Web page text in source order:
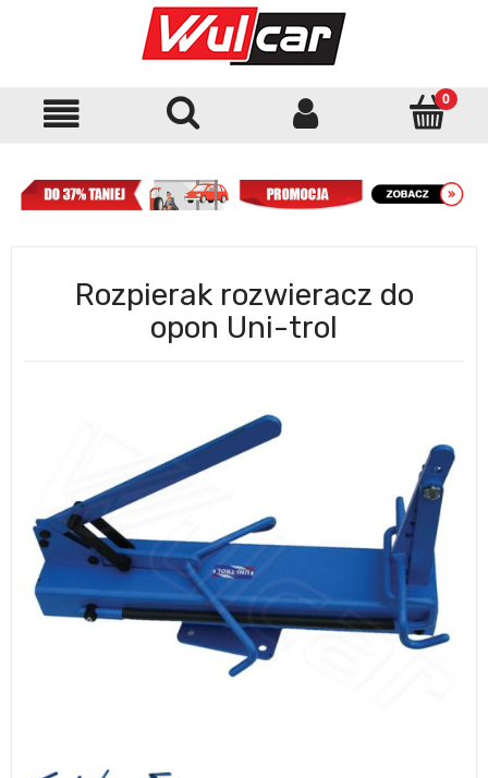
Rozpierak rozwieracz do
opon Uni-trol